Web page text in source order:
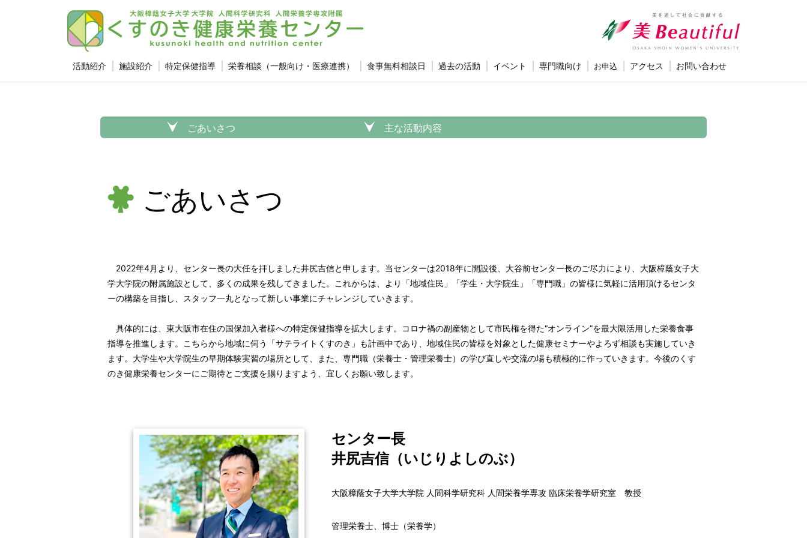
活動紹介 施設紹介 特定保健指導 栄養相談（一般向け・医療連携） 食事無料相談日 過去の活動 イベント 専門職向け お申込 アクセス お問い合わせ
ごあいさつ 主な活動内容
ごあいさつ
2022年4月より、センター長の大任を拝しました井尻吉信と申します。当センターは2018年に開設後、大谷前センター長のご尽力により、大阪樟蔭女子大
学大学院の附属施設として、多くの成果を残してきました。これからは、より「地域住民」「学生・大学院生」「専門職」の皆様に気軽に活用頂けるセンタ
ーの構築を目指し、スタッフ一丸となって新しい事業にチャレンジしていきます。
具体的には、東大阪市在住の国保加入者様への特定保健指導を拡大します。コロナ禍の副産物として市民権を得た“オンライン”を最大限活用した栄養食事
指導を推進します。こちらから地域に伺う「サテライトくすのき」も計画中であり、地域住民の皆様を対象とした健康セミナーやよろず相談も実施していき
ます。大学生や大学院生の早期体験実習の場所として、また、専門職（栄養士・管理栄養士）の学び直しや交流の場も積極的に作っていきます。今後のくす
のき健康栄養センターにご期待とご支援を賜りますよう、宜しくお願い致します。
センター長
井尻吉信（いじりよしのぶ）
大阪樟蔭女子大学大学院 人間科学研究科 人間栄養学専攻 臨床栄養学研究室 教授
管理栄養士、博士（栄養学）